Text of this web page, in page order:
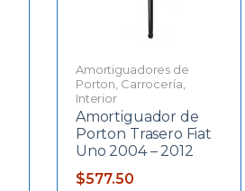
Amortiguadores de
Porton Carrocería
Interior
Amortiguador de
Porton Trasero Fiat
Uno 2004 – 2012
$577.50